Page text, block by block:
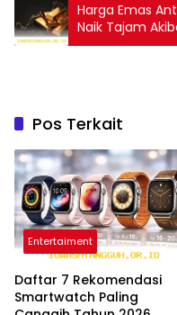
Harga Emas
Naik Tajam
Pos Terkait
Entertaiment
Daftar 7 Rekomendasi
Smartwatch Paling